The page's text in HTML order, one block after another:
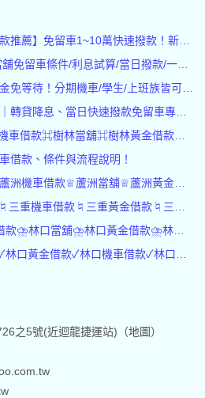
留車1~10萬快速撥款！新莊當舖首選宏達當舖
留車條件/利息試算/當日撥款/一次看懂
期機車/學生/上班族皆可辦，利息公開透明/媲美公營當舖
息、當日快速撥款免留車專案｜宏達當舖
樹林當舖⌘樹林黃金借款低息⌘樹林轉貸降息
借款、條件與流程說明！
款♕蘆洲當舖♕蘆洲黃金借款♕蘆洲轉貸降息
車借款♮三重黃金借款♮三重轉貸♮轉貸降息
口當舖⛈︎林口黃金借款⛈︎林口轉貸降息⛈︎轉貸
金借款✓林口機車借款✓林口轉貸✓轉貸降息
之5號(近迴龍捷運站)（地圖）